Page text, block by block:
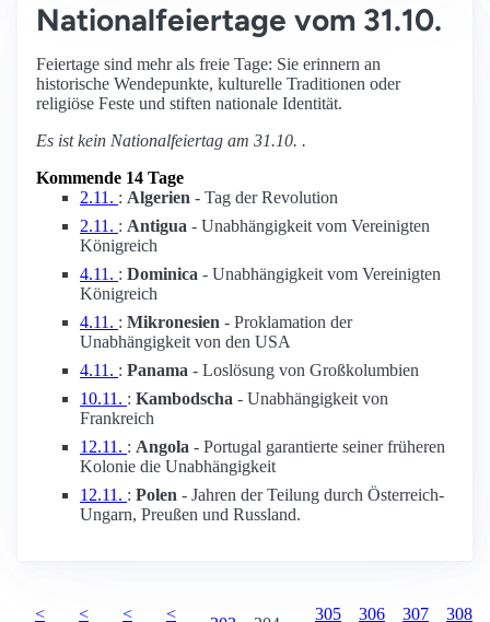
Nationalfeiertage vom 31.10.
Feiertage sind mehr als freie Tage: Sie erinnern an
historische Wendepunkte, kulturelle Traditionen oder
religiöse Feste und stiften nationale Identität.
Es ist kein Nationalfeiertag am 31.10. .
Kommende 14 Tage
2.11. : Algerien - Tag der Revolution
2.11. : Antigua - Unabhängigkeit vom Vereinigten
Königreich
4.11. : Dominica - Unabhängigkeit vom Vereinigten
Königreich
4.11. : Mikronesien - Proklamation der
Unabhängigkeit von den USA
4.11. : Panama - Loslösung von Großkolumbien
10.11. : Kambodscha - Unabhängigkeit von
Frankreich
12.11. : Angola - Portugal garantierte seiner früheren
Kolonie die Unabhängigkeit
12.11. : Polen - Jahren der Teilung durch Österreich-
Ungarn, Preußen und Russland.
< < < < 305 306 307 308